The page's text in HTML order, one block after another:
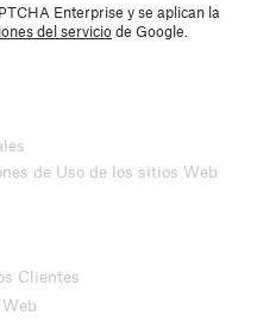
Enterprise y se aplican la
del serviciode Google.
de Uso de los sitios Web
Clientes